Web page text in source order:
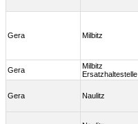
Gera Milbitz
Gera
Milbitz
Ersatzhaltestelle
Gera Naulitz